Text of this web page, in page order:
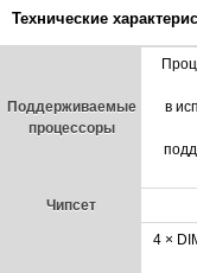
Технические
Поддерживаемые
процессоры
в
Чипсет
4 ×